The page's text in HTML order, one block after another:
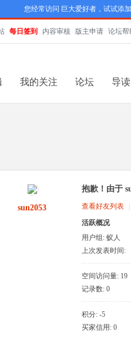
您经常访问 巨大爱好者，试试添
每日签到 内容审核 版主申请 论坛帮
我的关注 论坛 导读
sun2053
抱歉！由于
查看好友列表
活跃概况
用户组: 蚁人
上次发表时间:
2026-7-12 14:33
空间访问量: 19
记录数: 0
积分: -5
买家信用: 0